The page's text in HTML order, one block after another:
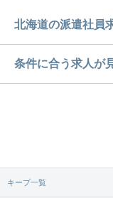
北海道の派遣社員
北海道の派遣社
人があるかぜひ
条件に合う求人が
無料相談の登録は
キープ一覧